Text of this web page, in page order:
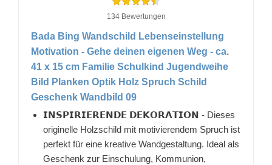
134 Bewertungen
Bada Bing Wandschild Lebenseinstellung
Motivation - Gehe deinen eigenen Weg - ca.
41 x 15 cm Familie Schulkind Jugendweihe
Bild Planken Optik Holz Spruch Schild
Geschenk Wandbild 09
𝗜𝗡𝗦𝗣𝗜𝗥𝗜𝗘𝗥𝗘𝗡𝗗𝗘 𝗗𝗘𝗞𝗢𝗥𝗔𝗧𝗜𝗢𝗡 - Dieses
originelle Holzschild mit motivierendem Spruch ist
perfekt für eine kreative Wandgestaltung. Ideal als
Geschenk zur Einschulung, Kommunion,